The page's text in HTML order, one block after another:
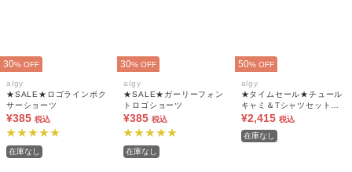
30% OFF
algy
★SALE★ロゴラインボク
サーショーツ
¥385 税込
在庫なし
30% OFF
algy
★SALE★ガーリーフォン
トロゴショーツ
¥385 税込
在庫なし
50% OFF
algy
★タイムセール★チュール
キャミ＆Tシャツセット｜
レイヤードコーデ 2枚セッ
¥2,415 税込
在庫なし